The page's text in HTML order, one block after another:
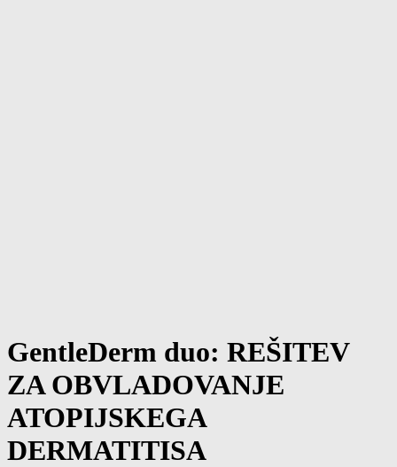
GentleDerm duo: REŠITEV
ZA OBVLADOVANJE
ATOPIJSKEGA
DERMATITISA